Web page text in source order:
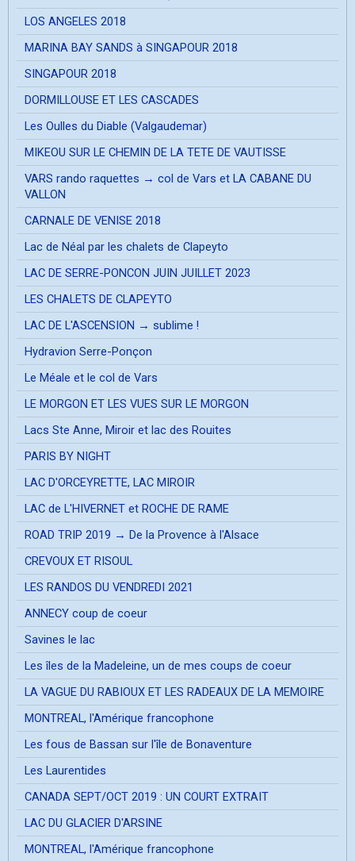
LOS ANGELES 2018
MARINA BAY SANDS à SINGAPOUR 2018
SINGAPOUR 2018
DORMILLOUSE ET LES CASCADES
Les Oulles du Diable (Valgaudemar)
MIKEOU SUR LE CHEMIN DE LA TETE DE VAUTISSE
VARS rando raquettes → col de Vars et LA CABANE DU
VALLON
CARNALE DE VENISE 2018
Lac de Néal par les chalets de Clapeyto
LAC DE SERRE-PONCON JUIN JUILLET 2023
LES CHALETS DE CLAPEYTO
LAC DE L'ASCENSION → sublime !
Hydravion Serre-Ponçon
Le Méale et le col de Vars
LE MORGON ET LES VUES SUR LE MORGON
Lacs Ste Anne, Miroir et lac des Rouites
PARIS BY NIGHT
LAC D'ORCEYRETTE, LAC MIROIR
LAC de L'HIVERNET et ROCHE DE RAME
ROAD TRIP 2019 → De la Provence à l'Alsace
CREVOUX ET RISOUL
LES RANDOS DU VENDREDI 2021
ANNECY coup de coeur
Savines le lac
Les îles de la Madeleine, un de mes coups de coeur
LA VAGUE DU RABIOUX ET LES RADEAUX DE LA MEMOIRE
MONTREAL, l'Amérique francophone
Les fous de Bassan sur l'île de Bonaventure
Les Laurentides
CANADA SEPT/OCT 2019 : UN COURT EXTRAIT
LAC DU GLACIER D'ARSINE
MONTREAL, l'Amérique francophone